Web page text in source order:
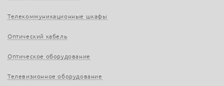
Телекоммуникационные шкафы
Оптический кабель
Оптическое оборудование
Телевизионное оборудование